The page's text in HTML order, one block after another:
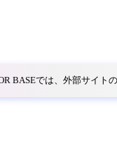
BASEでは、外部サイト